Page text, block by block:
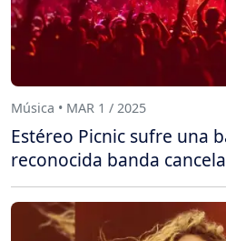
Música • MAR 1 / 2025
Estéreo Picnic sufre una
reconocida banda